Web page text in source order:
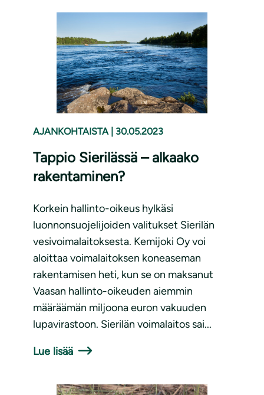
AJANKOHTAISTA 30.05.2023
Tappio Sierilässä – alkaako
rakentaminen?
Korkein hallinto-oikeus hylkäsi
luonnonsuojelijoiden valitukset Sierilän
vesivoimalaitoksesta. Kemijoki Oy voi
aloittaa voimalaitoksen koneaseman
rakentamisen heti, kun se on maksanut
Vaasan hallinto-oikeuden aiemmin
määräämän miljoona euron vakuuden
lupavirastoon. Sierilän voimalaitos sai...
Lue lisää